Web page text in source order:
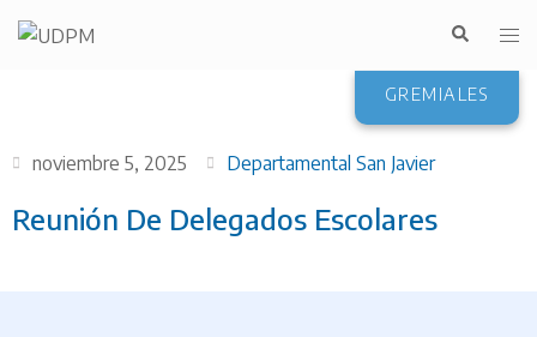
GREMIALES
noviembre 5, 2025 Departamental San Javier
Reunión De Delegados Escolares